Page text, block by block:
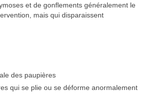
et de gonflements généralement le
mais qui disparaissent
des paupières
qui se plie ou se déforme anormalement